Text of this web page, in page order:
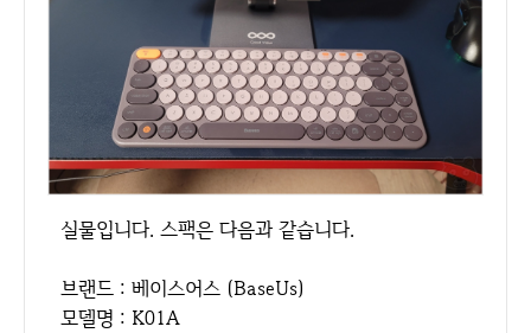
실물입니다. 스팩은 다음과 같습니다.
브랜드 : 베이스어스 (BaseUs)
모델명 : K01A